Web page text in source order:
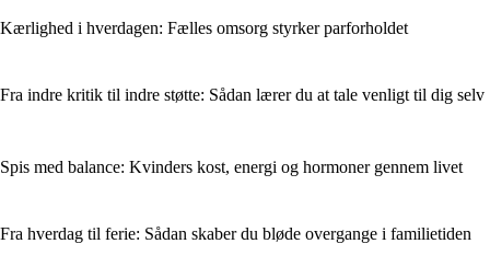
Kærlighed i hverdagen: Fælles omsorg styrker parforholdet
Fra indre kritik til indre støtte: Sådan lærer du at tale venligt til dig selv
Spis med balance: Kvinders kost, energi og hormoner gennem livet
Fra hverdag til ferie: Sådan skaber du bløde overgange i familietiden